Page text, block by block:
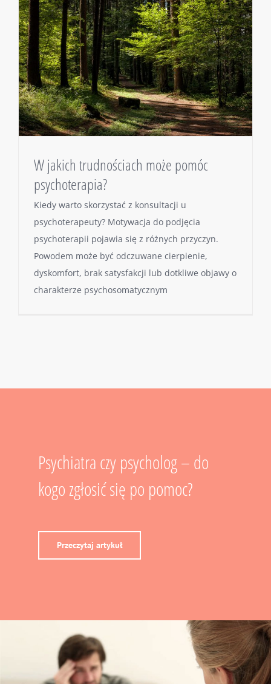
W jakich trudnościach może pomóc
psychoterapia?
Kiedy warto skorzystać z konsultacji u
psychoterapeuty? Motywacja do podjęcia
psychoterapii pojawia się z różnych przyczyn.
Powodem może być odczuwane cierpienie,
dyskomfort, brak satysfakcji lub dotkliwe objawy o
charakterze psychosomatycznym
Psychiatra czy psycholog – do
kogo zgłosić się po pomoc?
Przeczytaj artykuł